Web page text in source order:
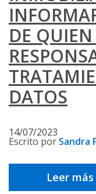
DE QUIEN
DATOS
14/07/2023
Escrito por Sandra
Leer más